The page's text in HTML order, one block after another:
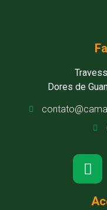
Dores de